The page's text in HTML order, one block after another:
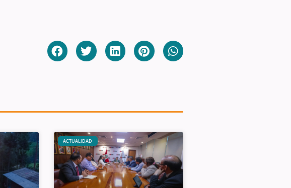
ACTUALIDAD